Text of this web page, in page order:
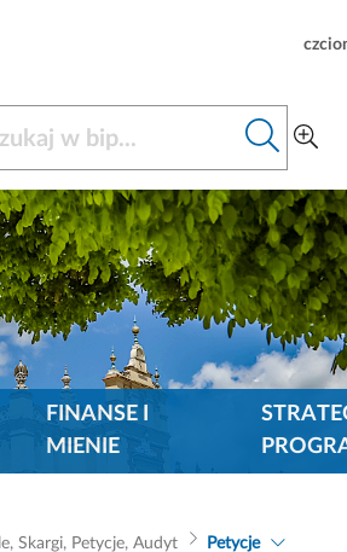
FINANSE I
MIENIE
Skargi, Petycje, Audyt Petycje